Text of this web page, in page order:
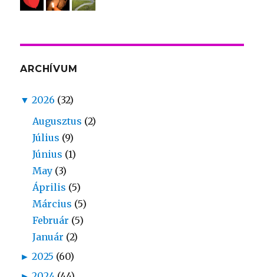
ARCHÍVUM
▼ 2026 (32)
Augusztus (2)
Július (9)
Június (1)
May (3)
Április (5)
Március (5)
Február (5)
Január (2)
► 2025 (60)